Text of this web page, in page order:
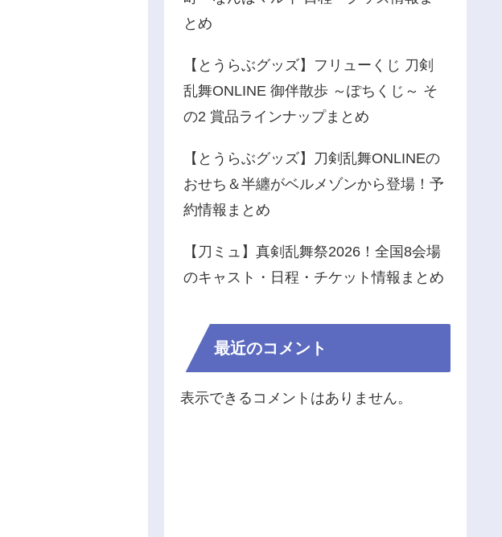
とめ
【とうらぶグッズ】フリューくじ 刀剣
乱舞ONLINE 御伴散歩 ～ぽちくじ～ そ
の2 賞品ラインナップまとめ
【とうらぶグッズ】刀剣乱舞ONLINEの
おせち＆半纏がベルメゾンから登場！予
約情報まとめ
【刀ミュ】真剣乱舞祭2026！全国8会場
のキャスト・日程・チケット情報まとめ
最近のコメント
表示できるコメントはありません。